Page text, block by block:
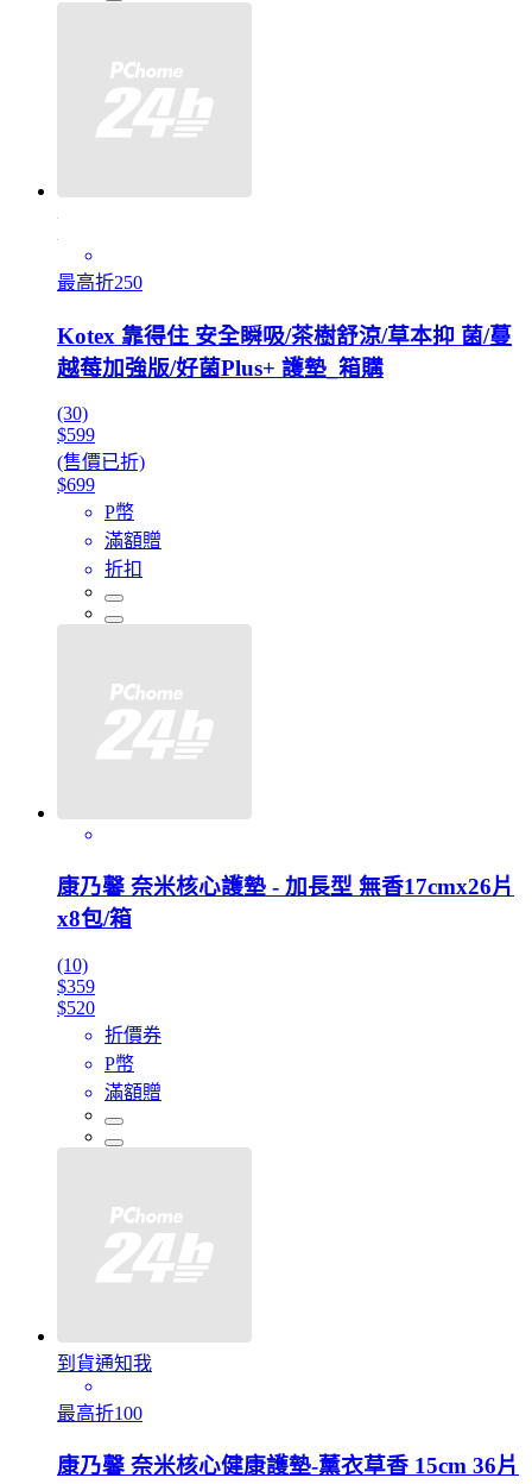
最高折250
Kotex 靠得住 安全瞬吸/茶樹舒涼/草本抑 菌/蔓
越莓加強版/好菌Plus+ 護墊_箱購
(30)
$599
(售價已折)
$699
P幣
滿額贈
折扣
康乃馨 奈米核心護墊 - 加長型 無香17cmx26片
x8包/箱
(10)
$359
$520
折價券
P幣
滿額贈
到貨通知我
最高折100
康乃馨 奈米核心健康護墊-薰衣草香 15cm 36片